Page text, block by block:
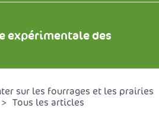
expérimentale des
sur les fourrages et les prairies
Tous les articles